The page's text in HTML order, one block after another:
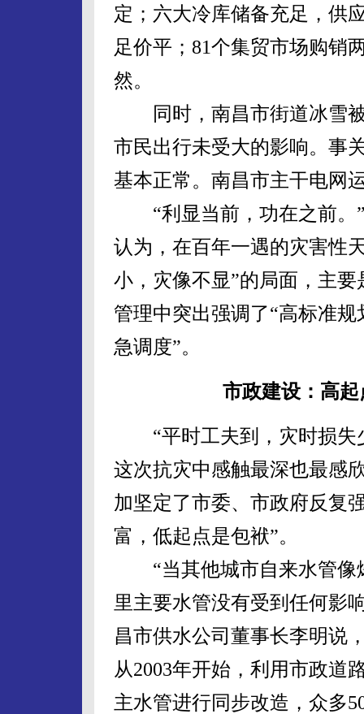
定；六大冷库储备充足，供
足价平；81个集贸市场购销
然。
同时，南昌市街道冰雪被
市民出行未受大的影响。事
基本正常。南昌市主干电网
“利显当前，功在之前。”
认为，在百年一遇的灾害性
小，灾像不显”的局面，主
管理中突出强调了“高标准
急调度”。
市政建设：高
“平时工夫到，灾时损失
这次抗灾中感触最深也最感
加坚定了市委、市政府反复
富，低起点是包袱”。
“当其他城市自来水管像
里主要水管没有受到任何影
昌市供水公司董事长李明说
从2003年开始，利用市政道
主水管进行同步改造，众多